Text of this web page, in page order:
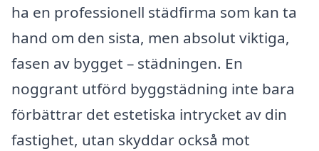
ha en professionell städfirma som kan ta
hand om den sista, men absolut viktiga,
fasen av bygget – städningen. En
noggrant utförd byggstädning inte bara
förbättrar det estetiska intrycket av din
fastighet, utan skyddar också mot